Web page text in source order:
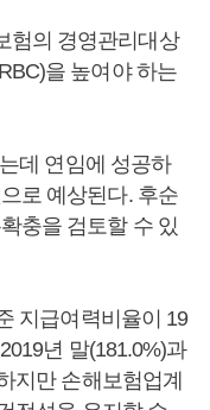
험의 경영관리대상
을 높여야 하는
데 연임에 성공하
로 예상된다. 후순
충을 검토할 수 있
지급여력비율이 19
년 말(181.0%)과
지만 손해보험업계